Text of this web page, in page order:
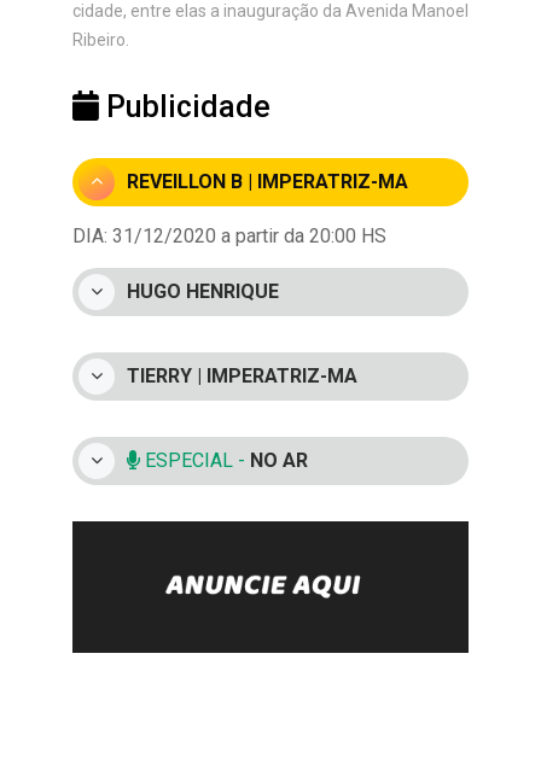
cidade, entre elas a inauguração da Avenida Manoel
Ribeiro.
Publicidade
REVEILLON B | IMPERATRIZ-MA
DIA: 31/12/2020 a partir da 20:00 HS
HUGO HENRIQUE
TIERRY | IMPERATRIZ-MA
ESPECIAL - NO AR